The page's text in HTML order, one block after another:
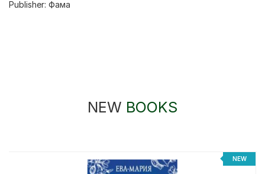
Publisher: Фама
NEW BOOKS
NEW